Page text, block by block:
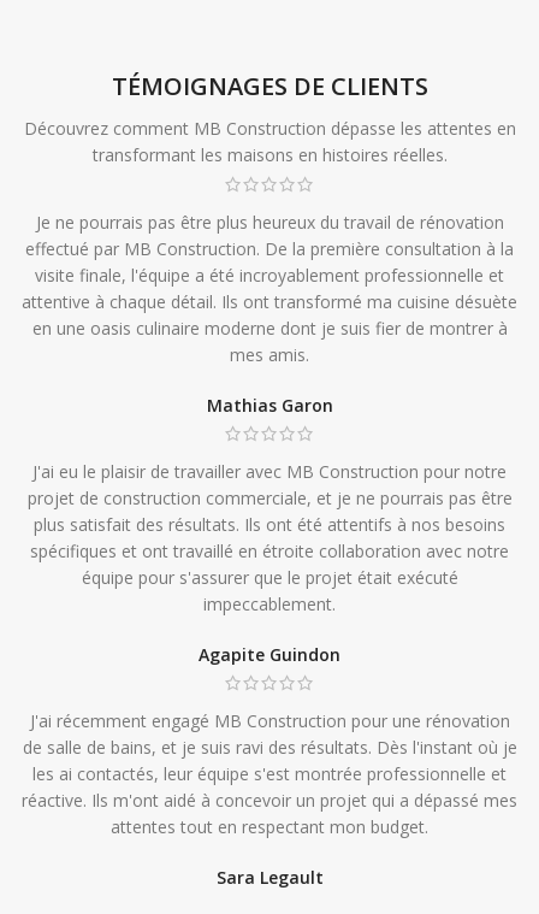
TÉMOIGNAGES DE CLIENTS
Découvrez comment MB Construction dépasse les attentes en
transformant les maisons en histoires réelles.
Je ne pourrais pas être plus heureux du travail de rénovation
effectué par MB Construction. De la première consultation à la
visite finale, l'équipe a été incroyablement professionnelle et
attentive à chaque détail. Ils ont transformé ma cuisine désuète
en une oasis culinaire moderne dont je suis fier de montrer à
mes amis.
Mathias Garon
J'ai eu le plaisir de travailler avec MB Construction pour notre
projet de construction commerciale, et je ne pourrais pas être
plus satisfait des résultats. Ils ont été attentifs à nos besoins
spécifiques et ont travaillé en étroite collaboration avec notre
équipe pour s'assurer que le projet était exécuté
impeccablement.
Agapite Guindon
J'ai récemment engagé MB Construction pour une rénovation
de salle de bains, et je suis ravi des résultats. Dès l'instant où je
les ai contactés, leur équipe s'est montrée professionnelle et
réactive. Ils m'ont aidé à concevoir un projet qui a dépassé mes
attentes tout en respectant mon budget.
Sara Legault